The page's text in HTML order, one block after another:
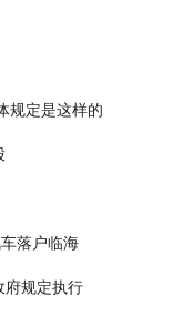
规定是这样的
落户临海
府规定执行